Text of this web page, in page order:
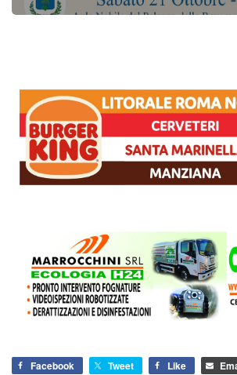
Facebook Tweet Like